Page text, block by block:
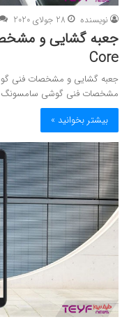
نویسنده 28 جولای 2020
Core
مشخصات فنی گوشی سامسونگ A01 Core…
بیشتر بخوانید »